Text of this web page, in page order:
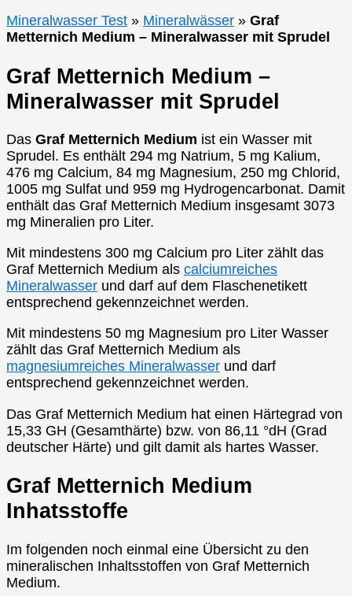
Mineralwasser Test » Mineralwässer » Graf
Metternich Medium – Mineralwasser mit Sprudel
Graf Metternich Medium –
Mineralwasser mit Sprudel
Das Graf Metternich Medium ist ein Wasser mit
Sprudel. Es enthält 294 mg Natrium, 5 mg Kalium,
476 mg Calcium, 84 mg Magnesium, 250 mg Chlorid,
1005 mg Sulfat und 959 mg Hydrogencarbonat. Damit
enthält das Graf Metternich Medium insgesamt 3073
mg Mineralien pro Liter.
Mit mindestens 300 mg Calcium pro Liter zählt das
Graf Metternich Medium als calciumreiches
Mineralwasser und darf auf dem Flaschenetikett
entsprechend gekennzeichnet werden.
Mit mindestens 50 mg Magnesium pro Liter Wasser
zählt das Graf Metternich Medium als
magnesiumreiches Mineralwasser und darf
entsprechend gekennzeichnet werden.
Das Graf Metternich Medium hat einen Härtegrad von
15,33 GH (Gesamthärte) bzw. von 86,11 °dH (Grad
deutscher Härte) und gilt damit als hartes Wasser.
Graf Metternich Medium
Inhatsstoffe
Im folgenden noch einmal eine Übersicht zu den
mineralischen Inhaltsstoffen von Graf Metternich
Medium.